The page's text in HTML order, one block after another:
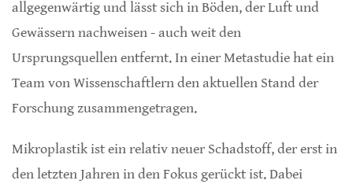
allgegenwärtig und lässt sich in Böden, der Luft und
Gewässern nachweisen - auch weit den
Ursprungsquellen entfernt. In einer Metastudie hat ein
Team von Wissenschaftlern den aktuellen Stand der
Forschung zusammengetragen.
Mikroplastik ist ein relativ neuer Schadstoff, der erst in
den letzten Jahren in den Fokus gerückt ist. Dabei